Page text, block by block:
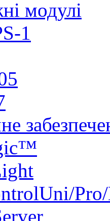
модулі
1